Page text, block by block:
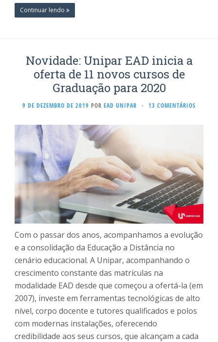
Continuar lendo
Novidade: Unipar EAD inicia a
oferta de 11 novos cursos de
Graduação para 2020
9 DE DEZEMBRO DE 2019 POR EAD UNIPAR · 13 COMENTÁRIOS
Com o passar dos anos, acompanhamos a evolução
e a consolidação da Educação a Distância no
cenário educacional. A Unipar, acompanhando o
crescimento constante das matrículas na
modalidade EAD desde que começou a ofertá-la (em
2007), investe em ferramentas tecnológicas de alto
nível, corpo docente e tutores qualificados e polos
com modernas instalações, oferecendo
credibilidade aos seus cursos, que alcançam a cada